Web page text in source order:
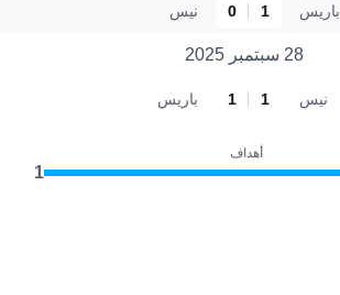
باريس 1
0 نيس
28 سبتمبر 2025
نيس 1
1 باريس
أهداف
1